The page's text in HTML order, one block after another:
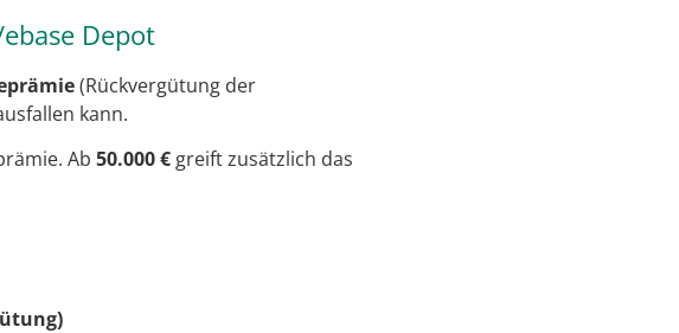
Depot
(Rückvergütung der
kann.
Ab 50.000 € greift zusätzlich das